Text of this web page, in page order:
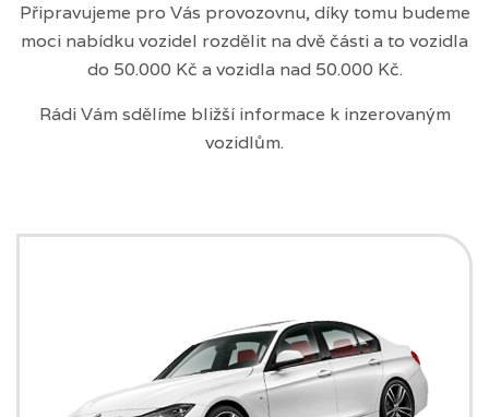
Připravujeme pro Vás provozovnu, díky tomu budeme
moci nabídku vozidel rozdělit na dvě části a to vozidla
do 50.000 Kč a vozidla nad 50.000 Kč.
Rádi Vám sdělíme bližší informace k inzerovaným
vozidlům.